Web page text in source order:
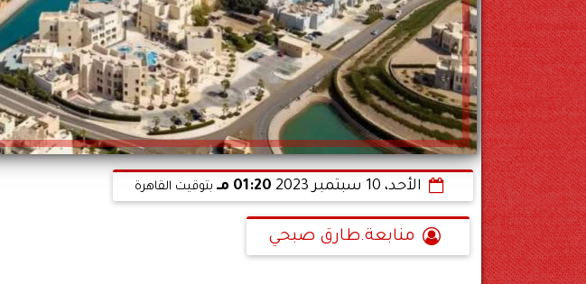
الأحد، 10 سبتمبر 2023 01:20 مـ بتوقيت القاهرة
منابعة.طارق صبحي